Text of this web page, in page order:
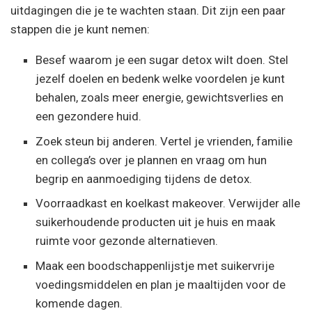
uitdagingen die je te wachten staan. Dit zijn een paar
stappen die je kunt nemen:
Besef waarom je een sugar detox wilt doen. Stel
jezelf doelen en bedenk welke voordelen je kunt
behalen, zoals meer energie, gewichtsverlies en
een gezondere huid.
Zoek steun bij anderen. Vertel je vrienden, familie
en collega’s over je plannen en vraag om hun
begrip en aanmoediging tijdens de detox.
Voorraadkast en koelkast makeover. Verwijder alle
suikerhoudende producten uit je huis en maak
ruimte voor gezonde alternatieven.
Maak een boodschappenlijstje met suikervrije
voedingsmiddelen en plan je maaltijden voor de
komende dagen.